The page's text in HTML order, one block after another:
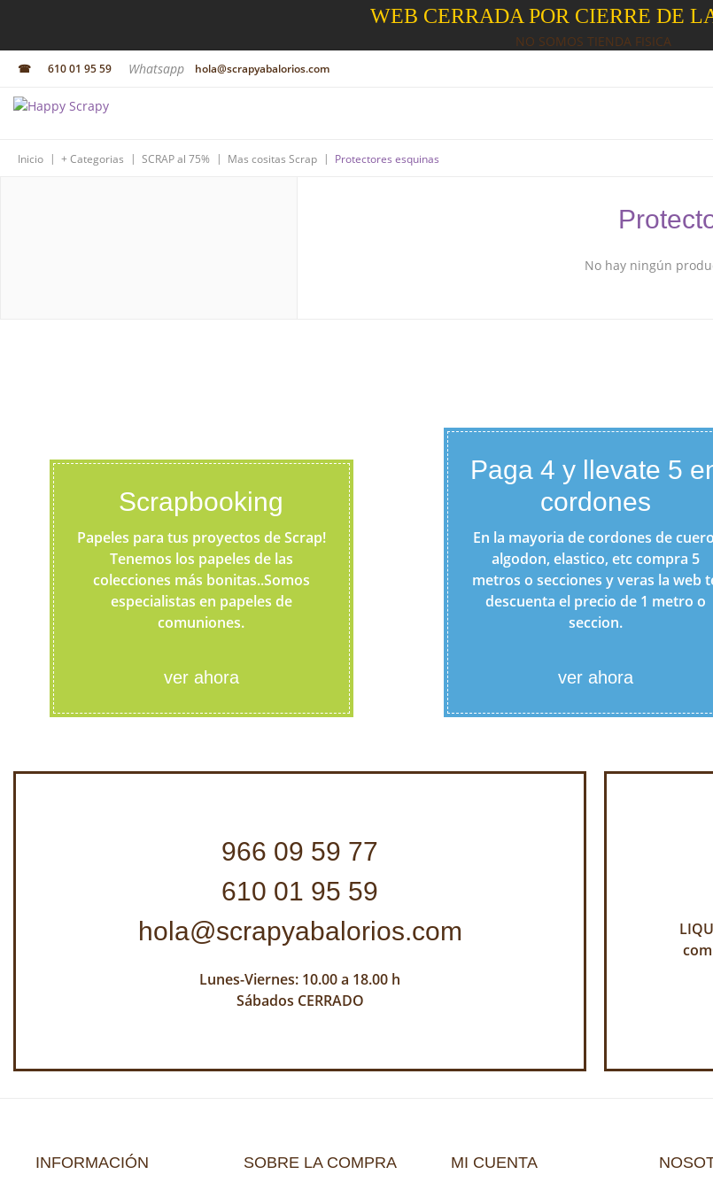
WEB CERRADA POR CIERRE DE
NO SOMOS TIENDA FISICA
☎ 610 01 95 59 Whatsapp hola@scrapyabalorios.com
Inicio | + Categorias | SCRAP al 75% | Mas cositas Scrap | Protectores esquinas
No hay ningún
Scrapbooking
Papeles para tus proyectos de Scrap!
Tenemos los papeles de las
colecciones más bonitas..Somos
especialistas en papeles de
comuniones.
ver ahora
Paga 4 y llevate 5
cordones
En la mayoria de cordones de
algodon, elastico, etc compra 5
metros o secciones y veras la web
descuenta el precio de 1 metro o
seccion.
ver ahora
966 09 59 77
610 01 95 59
hola@scrapyabalorios.com
Lunes-Viernes: 10.00 a 18.00 h
Sábados CERRADO
INFORMACIÓN SOBRE LA COMPRA MI CUENTA